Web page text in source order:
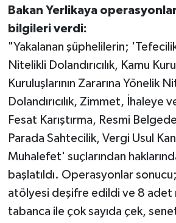
Bakan Yerlikaya
bilgileri verdi:
"Yakalanan şüphelilerin;
Nitelikli Dolandırıcılık, Kamu
Kuruluşlarının Zararına Yönelik
Dolandırıcılık, Zimmet, İhaleye
Fesat Karıştırma, Resmi
Parada Sahtecilik, Vergi Usul
Muhalefet' suçlarından
başlatıldı. Operasyonlar
atölyesi deşifre edildi ve 8 adet
tabanca ile çok sayıda çek,